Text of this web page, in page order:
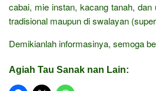
cabai, mie instan, kacang tanah,
tradisional maupun di swalayan
Demikianlah informasinya, semoga
Agiah Tau Sanak nan Lain: